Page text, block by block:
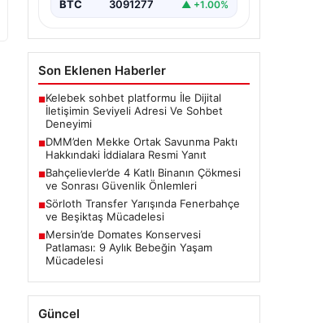
BTC 3091277 ▲ +1.00%
Son Eklenen Haberler
■Kelebek sohbet platformu İle Dijital
İletişimin Seviyeli Adresi Ve Sohbet
Deneyimi
■DMM’den Mekke Ortak Savunma Paktı
Hakkındaki İddialara Resmi Yanıt
■Bahçelievler’de 4 Katlı Binanın Çökmesi
ve Sonrası Güvenlik Önlemleri
■Sörloth Transfer Yarışında Fenerbahçe
ve Beşiktaş Mücadelesi
■Mersin’de Domates Konservesi
Patlaması: 9 Aylık Bebeğin Yaşam
Mücadelesi
Güncel